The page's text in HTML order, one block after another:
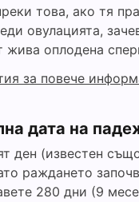
това, ако тя
овулацията,
жива оплодена
за повече
дата на
ден (известен
раждането
280 дни (9